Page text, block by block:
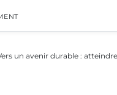
un avenir durable :